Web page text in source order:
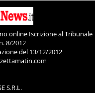
online Iscrizione al Tribunale
8/2012
del 13/12/2012
S.R.L.